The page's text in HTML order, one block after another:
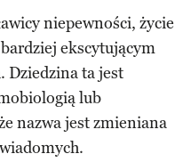
niepewności, życie
ekscytującym
Dziedzina ta jest
lub
nazwa jest zmieniana